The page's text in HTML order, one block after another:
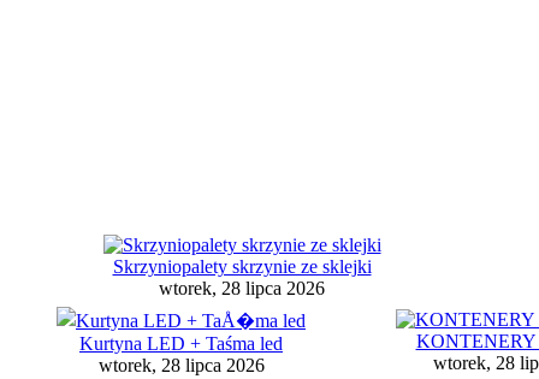
Skrzyniopalety skrzynie ze sklejki
wtorek, 28 lipca 2026
Kurtyna LED + Taśma led
wtorek, 28 lipca 2026
KONTENERY
wtorek, 28